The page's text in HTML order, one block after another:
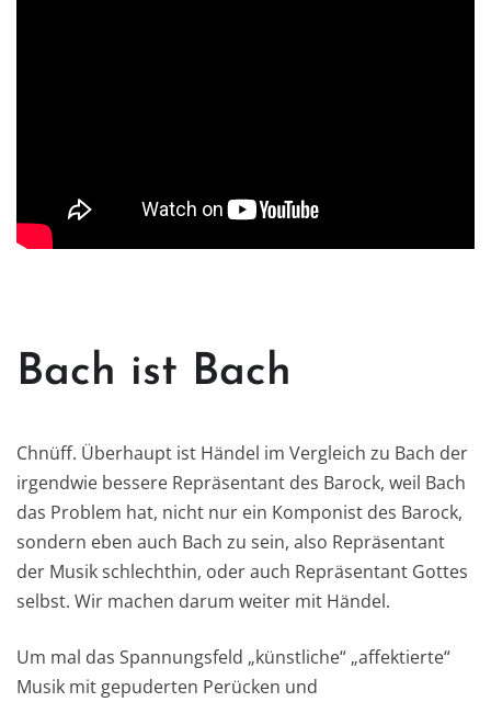
Bach ist Bach
Chnüff. Überhaupt ist Händel im Vergleich zu Bach der
irgendwie bessere Repräsentant des Barock, weil Bach
das Problem hat, nicht nur ein Komponist des Barock,
sondern eben auch Bach zu sein, also Repräsentant
der Musik schlechthin, oder auch Repräsentant Gottes
selbst. Wir machen darum weiter mit Händel.
Um mal das Spannungsfeld „künstliche“ „affektierte“
Musik mit gepuderten Perücken und